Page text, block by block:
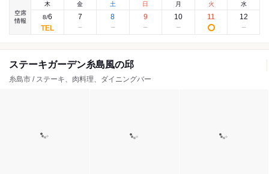
空席
情報
木
8/6
金
7
土
8
日
9
月
10
火
11
水
12
ステーキガーデン糸島風の邱
糸島市 / ステーキ、肉料理、ダイニングバー